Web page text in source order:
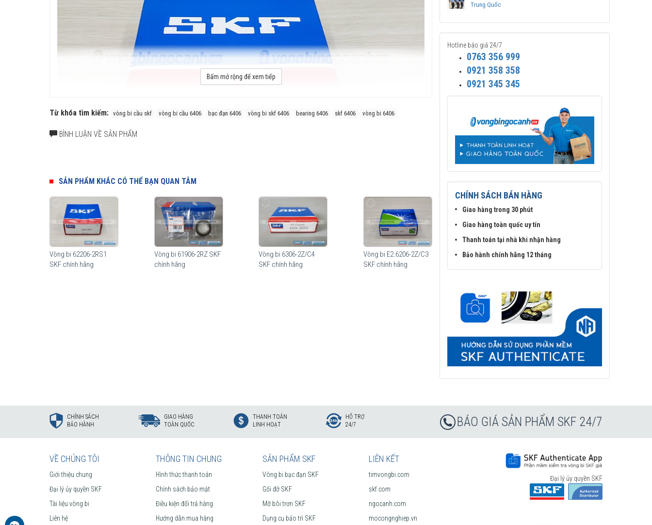
Tuổi thọ của vòng bi SKF 6406/C3 thế hệ Explorer bền bỉ hơn rất nhiều so với các hãng vòng bi khác trên thị trường, điều này đã
được hàng triệu khách hàng khắp nơi trên toàn thế giới kiểm chứng.
Cấu tạo vòng bi 6406/C3
Vòng bi cầu SKF 6406/C3 có nhiều model cấu tạo khác nhau để phù hợp với nhiều nhu cầu sử dụng của khách hàng, cấu tạo khác
nhau nhằm đáp ứng tối đa công năng sử dụng cũng như giảm thiểu chi phí cho từng nhu cầu sử dụng của thiết bị.
Bấm mở rộng để xem tiếp
Từ khóa tìm kiếm: vòng bi cầu skf vòng bi cầu 6406 bạc đạn 6406 vòng bi skf 6406 bearing 6406 skf 6406 vòng bi 6406
BÌNH LUẬN VỀ SẢN PHẨM
SẢN PHẨM KHÁC CÓ THỂ BẠN QUAN TÂM
Vòng bi 62206-2RS1
SKF chính hãng
Vòng bi 61906-2RZ SKF
chính hãng
Vòng bi 6306-2Z/C4
SKF chính hãng
Vòng bi E2.6206-2Z/C3
SKF chính hãng
Trung Quốc
Hotline báo giá 24/7
0763 356 999
0921 358 358
0921 345 345
CHÍNH SÁCH BÁN HÀNG
Giao hàng trong 30 phút
Giao hàng toàn quốc uy tín
Thanh toán tại nhà khi nhận hàng
Bảo hành chính hãng 12 tháng
CHÍNH SÁCH
BẢO HÀNH
GIAO HÀNG
TOÀN QUỐC
THANH TOÁN
LINH HOẠT
HỖ TRỢ
24/7
BÁO GIÁ SẢN PHẨM SKF 24/7
VỀ CHÚNG TÔI
Giới thiệu chung
Đại lý ủy quyền SKF
Tài liệu vòng bi
Liên hệ
THÔNG TIN CHUNG
Hình thức thanh toán
Chính sách bảo mật
Điều kiện đổi trả hàng
Hướng dẫn mua hàng
SẢN PHẨM SKF
Vòng bi bạc đạn SKF
Gối đỡ SKF
Mỡ bôi trơn SKF
Dụng cụ bảo trì SKF
LIÊN KẾT
timvongbi.com
skf.com
ngocanh.com
mocongnghiep.vn
Đại lý ủy quyền SKF